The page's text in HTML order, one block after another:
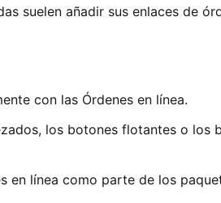
suelen añadir sus enlaces de
con las Órdenes en línea.
los botones flotantes o los
en línea como parte de los